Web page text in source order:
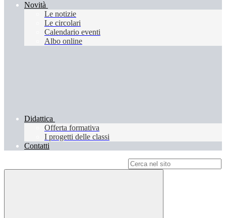
Novità
Le notizie
Le circolari
Calendario eventi
Albo online
Didattica
Offerta formativa
I progetti delle classi
Contatti